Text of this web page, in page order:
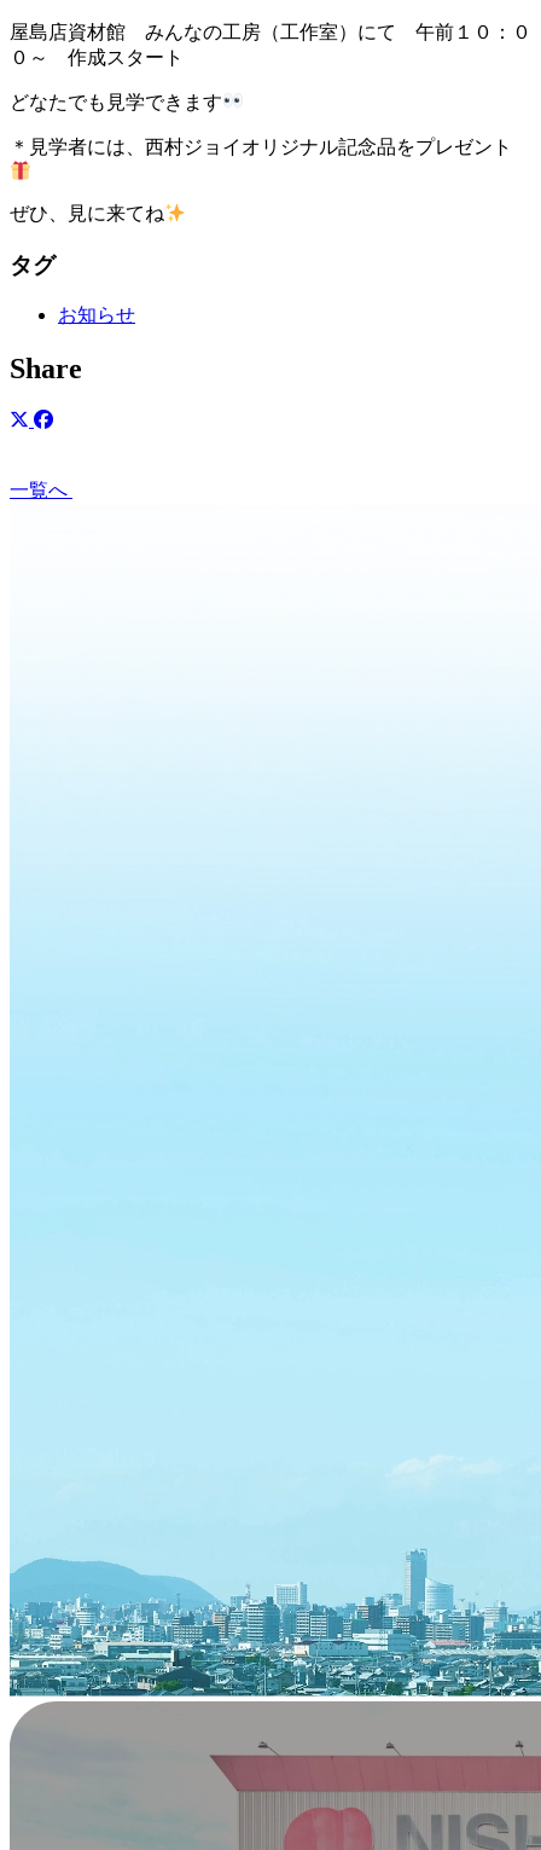
屋島店資材館 みんなの工房（工作室）にて 午前１０：０
０～ 作成スタート
どなたでも見学できます
＊見学者には、西村ジョイオリジナル記念品をプレゼント
ぜひ、見に来てね
タグ
お知らせ
Share
一覧へ